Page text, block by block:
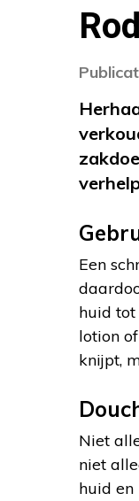
Een
huid tot
lotion
knijpt,
Niet
niet
huid